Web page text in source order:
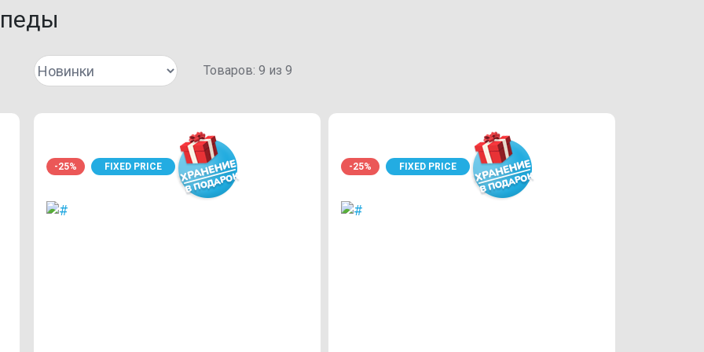
Товаров: 9 из 9
-25% FIXED PRICE -25% FIXED PRICE